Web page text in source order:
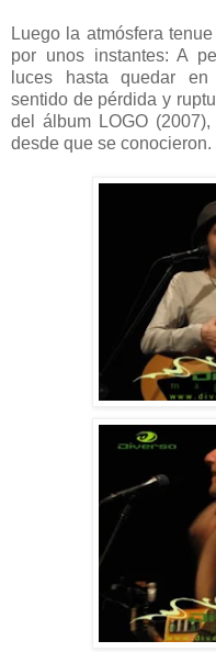
Luego la atmósfera
por unos instantes: A
luces hasta quedar
sentido de pérdida y
del álbum LOGO
desde que se conocieron.